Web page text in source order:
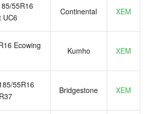
55R16
UC6
Continental XEM
Ecowing
Kumho XEM
55R16
Bridgestone XEM